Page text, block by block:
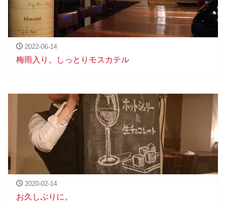
2022-06-14
梅雨入り。しっとりモスカテル
2020-02-14
お久しぶりに。